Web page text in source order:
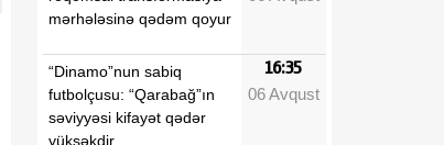
mərhələsinə qədəm qoyur
“Dinamo”nun sabiq
futbolçusu: “Qarabağ”ın
səviyyəsi kifayət qədər
yüksəkdir
16:35
06 Avqust